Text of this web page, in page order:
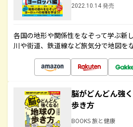
2022.10.14 発売
各国の地形や関係性をなぞって学ぶ新
川や街道、鉄道線など旅気分で地図を
脳がどんどん強
歩き方
BOOKS 旅と健康